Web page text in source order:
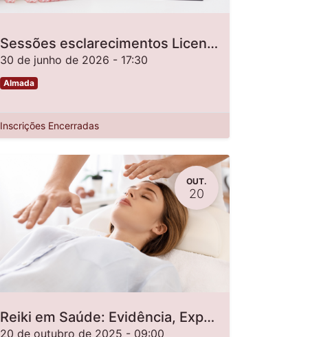
Sessões esclarecimentos Licenciatura em Dietética e Nutrição (Ensinos Secundários e Profissionais) - Online
30 de junho de 2026 - 17:30
Almada
Inscrições Encerradas
OUT.
20
Reiki em Saúde: Evidência, Experiência e Transformação
20 de outubro de 2025 - 09:00